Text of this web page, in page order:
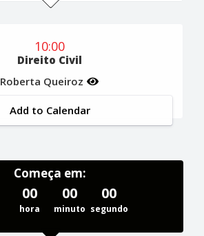
10:00
Direito Civil
Roberta Queiroz
Add to Calendar
Começa em:
00
hora
00
minuto
00
segundo